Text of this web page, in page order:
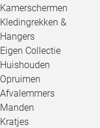
Kamerschermen
Kledingrekken &
Hangers
Eigen Collectie
Huishouden
Opruimen
Afvalemmers
Manden
Kratjes